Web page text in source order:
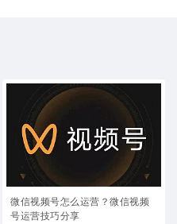
微信视频号怎么运营？微信视频
号运营技巧分享